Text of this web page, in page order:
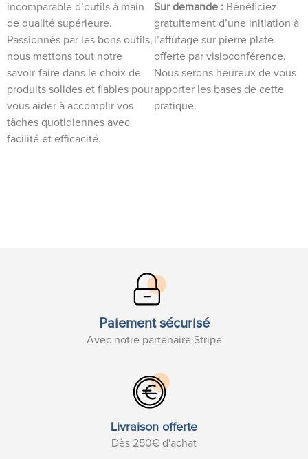
incomparable d’outils à main
de qualité supérieure.
Passionnés par les bons outils,
nous mettons tout notre
savoir-faire dans le choix de
produits solides et fiables pour
vous aider à accomplir vos
tâches quotidiennes avec
facilité et efficacité.
Sur demande : Bénéficiez
gratuitement d’une initiation à
l’affûtage sur pierre plate
offerte par visioconférence.
Nous serons heureux de vous
apporter les bases de cette
pratique.
Paiement sécurisé
Avec notre partenaire Stripe
Livraison offerte
Dès 250€ d'achat